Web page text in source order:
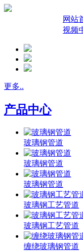
网站
视频
更多..
产品中心
玻璃钢管道
玻璃钢管道
玻璃钢管道
玻璃钢工艺管道
玻璃钢工艺管道
缠绕玻璃钢管道